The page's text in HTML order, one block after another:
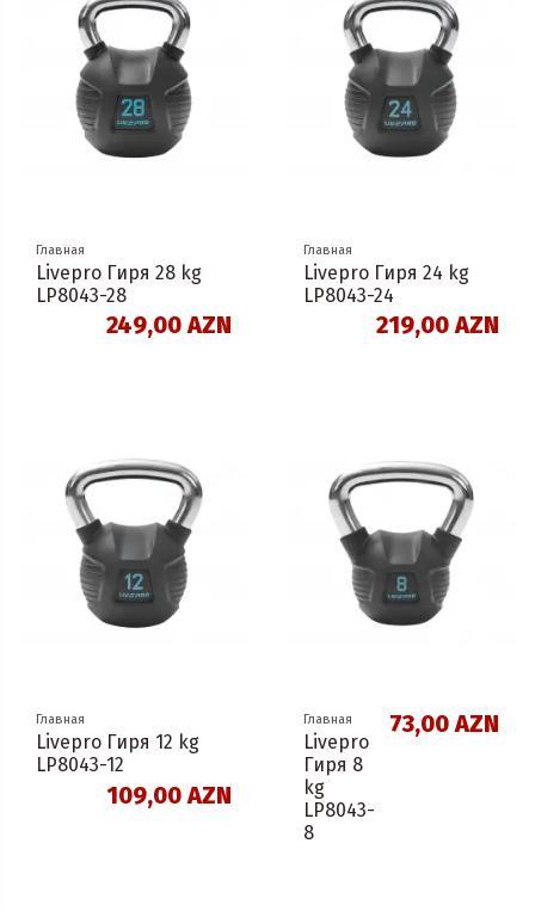
Главная
Livepro Гиря 28 kg
LP8043-28
249,00 AZN
Главная
Livepro Гиря 24 kg
LP8043-24
219,00 AZN
Главная
Livepro Гиря 12 kg
LP8043-12
109,00 AZN
Главная
Livepro
Гиря 8
kg
LP8043-
8
73,00 AZN